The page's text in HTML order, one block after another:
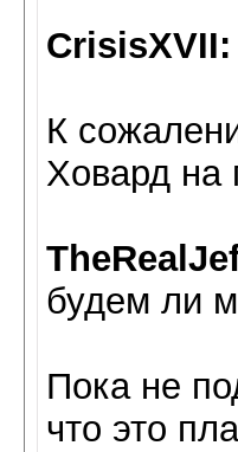
CrisisXVII:
К
Ховард на
будем ли
Пока не
что это